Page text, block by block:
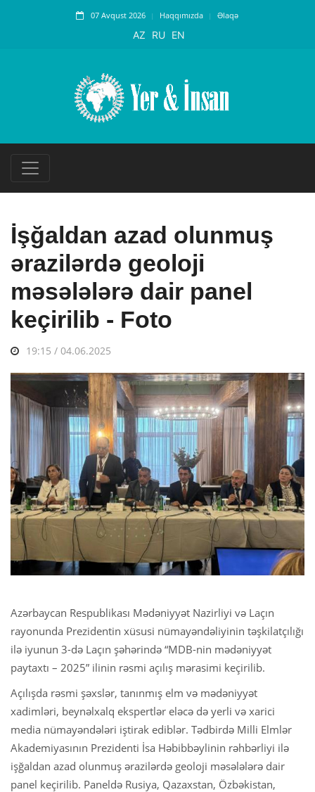
07 Avqust 2026 Haqqımızda Əlaqə
AZ RU EN
İşğaldan azad olunmuş
ərazilərdə geoloji
məsələlərə dair panel
keçirilib - Foto
19:15 / 04.06.2025
Azərbaycan Respublikası Mədəniyyət Nazirliyi və Laçın
rayonunda Prezidentin xüsusi nümayəndəliyinin təşkilatçılığı
ilə iyunun 3-də Laçın şəhərində “MDB-nin mədəniyyət
paytaxtı – 2025” ilinin rəsmi açılış mərasimi keçirilib.
Açılışda rəsmi şəxslər, tanınmış elm və mədəniyyət
xadimləri, beynəlxalq ekspertlər eləcə də yerli və xarici
media nümayəndələri iştirak ediblər. Tədbirdə Milli Elmlər
Akademiyasının Prezidenti İsa Həbibbəylinin rəhbərliyi ilə
işğaldan azad olunmuş ərazilərdə geoloji məsələlərə dair
panel keçirilib. Paneldə Rusiya, Qazaxstan, Özbəkistan,